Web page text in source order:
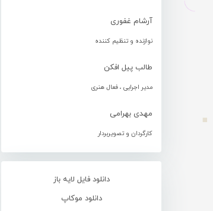
آرشام غفوری
نوازنده و تنظیم کننده
طالب پیل افکن
مدیر اجرایی ، فعال هنری
مهدی بهرامی
کارگردان و تصویربردار
دانلود فایل لایه باز
دانلود موکاپ